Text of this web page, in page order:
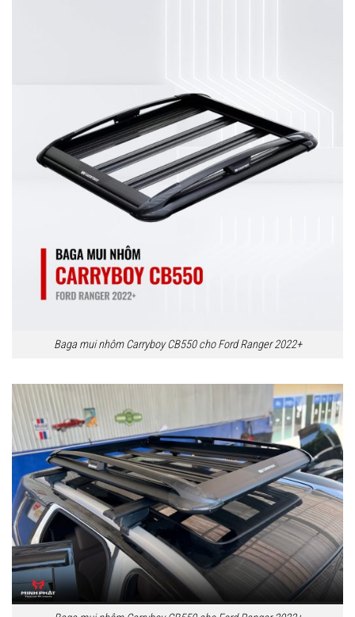
Baga mui nhôm Carryboy CB550 cho Ford Ranger 2022+